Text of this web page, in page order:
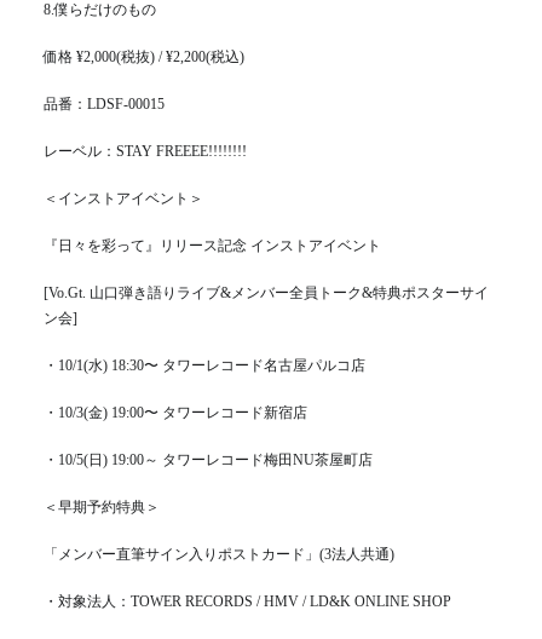
8.僕らだけのもの
価格 ¥2,000(税抜) / ¥2,200(税込)
品番：LDSF-00015
レーベル：STAY FREEEE!!!!!!!!
＜インストアイベント＞
『日々を彩って』リリース記念 インストアイベント
[Vo.Gt. 山口弾き語りライブ&メンバー全員トーク&特典ポスターサイ
ン会]
・10/1(水) 18:30〜 タワーレコード名古屋パルコ店
・10/3(金) 19:00〜 タワーレコード新宿店
・10/5(日) 19:00～ タワーレコード梅田NU茶屋町店
＜早期予約特典＞
「メンバー直筆サイン入りポストカード」(3法人共通)
・対象法人：TOWER RECORDS / HMV / LD&K ONLINE SHOP